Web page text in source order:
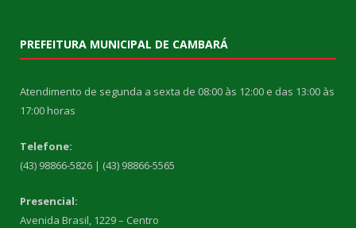
PREFEITURA MUNICIPAL DE CAMBARÁ
Atendimento de segunda a sexta de 08:00 às 12:00 e das 13:00 às
17:00 horas
Telefone:
(43) 98866-5826 | (43) 98866-5565
Presencial:
Avenida Brasil, 1229 – Centro